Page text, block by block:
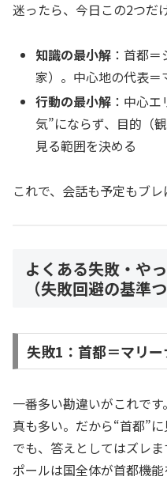
迷ったら、今日この2つだ
知識の最小解 ：首都
家）。中心地の代表
行動の最小解 ：中心
気”にならず、目的（
見る範囲を決める
これで、会話も予定もブレ
よくある失敗・や
（失敗回避の基準つ
失敗1：首都＝マリ
一番多い勘違いがこれで
真も多い。だから“首都”に
でも、答えとしてはズレ
ポールは国全体が首都機能